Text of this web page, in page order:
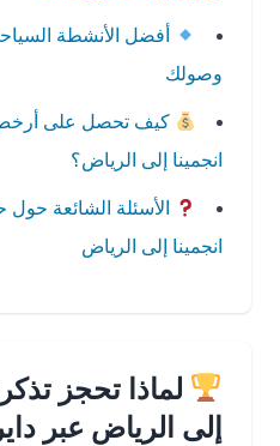
أفضل الأنشطة السياحية في
وصولك
كيف تحصل على أرخص
انجمينا إلى الرياض؟
الأسئلة الشائعة حول حجز
انجمينا إلى الرياض
لماذا تحجز تذكرتك
إلى الرياض عبر